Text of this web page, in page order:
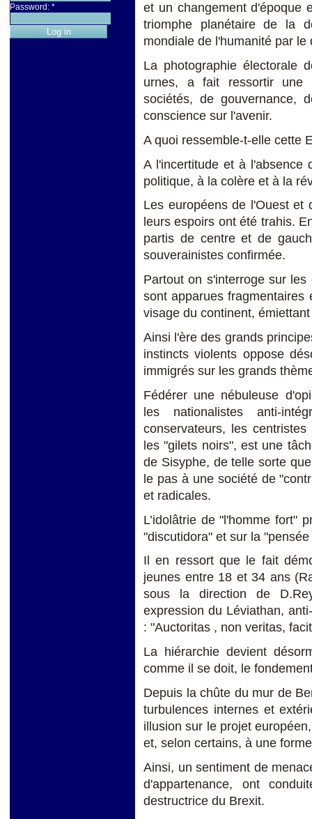
Password: *
et un changement d'époque
triomphe planétaire de la
mondiale de l'humanité par le
La photographie électorale
urnes, a fait ressortir une
sociétés, de gouvernance,
conscience sur l'avenir.
A quoi ressemble-t-elle cette
A l'incertitude et à l'absence
politique, à la colère et à la
Les européens de l'Ouest et
leurs espoirs ont été trahis.
partis de centre et de
souverainistes confirmée.
Partout on s'interroge sur
sont apparues
visage du continent,
Ainsi l'ère des grands
instincts violents oppose
immigrés sur les grands
Fédérer une nébuleuse
les nationalistes anti-
conservateurs, les
les "gilets noirs", est une
de Sisyphe, de telle sorte
le pas à une société de
et radicales.
L’idolâtrie de "l'homme fort"
"discutidora" et sur la
Il en ressort que le fait
jeunes entre 18 et 34 ans
sous la direction de
expression du Léviathan,
: "Auctoritas , non veritas,
La hiérarchie devient
comme il se doit, le
Depuis la chûte du mur de
turbulences internes et
illusion sur le projet
et, selon certains, à une
Ainsi, un sentiment de
d'appartenance, ont
destructrice du Brexit.